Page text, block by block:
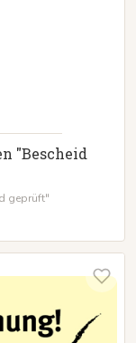
"Bescheid
geprüft"